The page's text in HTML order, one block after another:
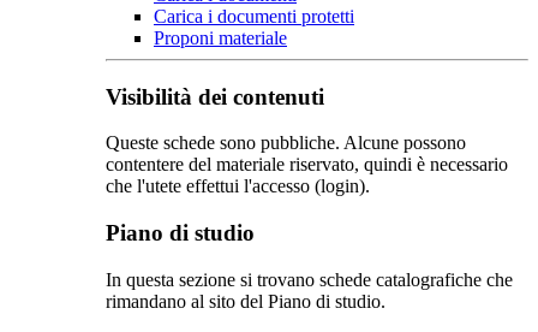
Carica i documenti protetti
Proponi materiale
Visibilità dei contenuti
Queste schede sono pubbliche. Alcune possono
contentere del materiale riservato, quindi è necessario
che l'utete effettui l'accesso (login).
Piano di studio
In questa sezione si trovano schede catalografiche che
rimandano al sito del Piano di studio.